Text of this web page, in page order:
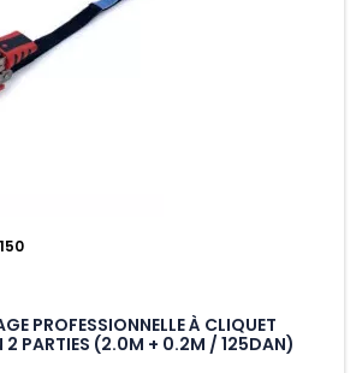
PROFESSIONNELLE À CLIQUET
2 PARTIES (2.0M + 0.2M / 125DAN)